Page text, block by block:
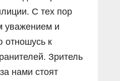
С тех пор
уважением и
отношусь к
Зритель
нами стоят